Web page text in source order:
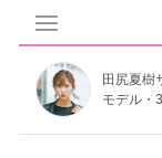
田尻夏樹
モデル・